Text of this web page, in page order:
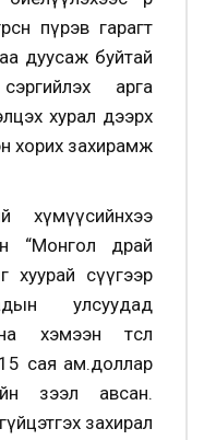
пүрэв гарагт
дуусаж буйтай
арга
хурал дээрх
хорих захирамж
хүмүүсийнхээ
“Монгол драй
хуурай сүүгээр
улсуудад
хэмээн төсөл
сая ам.доллар
зээл авсан.
захирал